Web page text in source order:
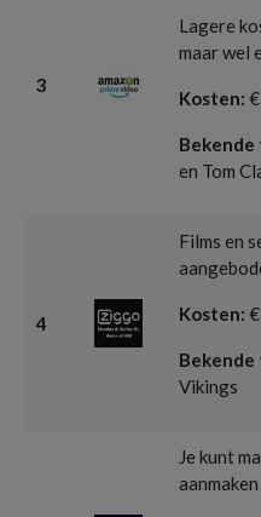
3
Lagere
maar wel
Kosten:
en Tom
4
Films en
Kosten:
Vikings
Je kunt